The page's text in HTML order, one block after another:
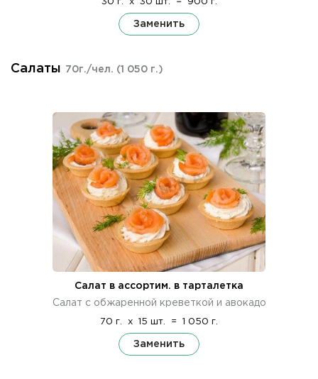
30 г. x 30 шт. = 900 г.
Заменить
Салаты 70г./чел. (1 050 г.)
Салат в ассортим. в тарталетка
Салат с обжаренной креветкой и авокадо
70 г. x 15 шт. = 1 050 г.
Заменить